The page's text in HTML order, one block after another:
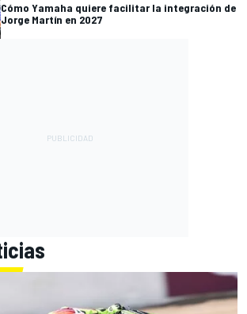
Cómo Yamaha quiere facilitar la integración de
Jorge Martín en 2027